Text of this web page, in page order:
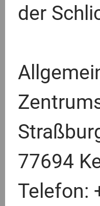
der
77694
Telefon: